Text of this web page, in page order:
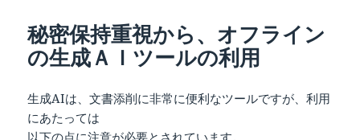
ー
秘密保持重視から、オフライン
の生成ＡＩツールの利用
生成AIは、文書添削に非常に便利なツールですが、利用
にあたっては
以下の点に注意が必要とされています。